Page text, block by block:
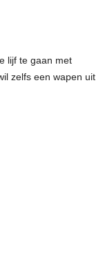
lijf te gaan met
zelfs een wapen uit